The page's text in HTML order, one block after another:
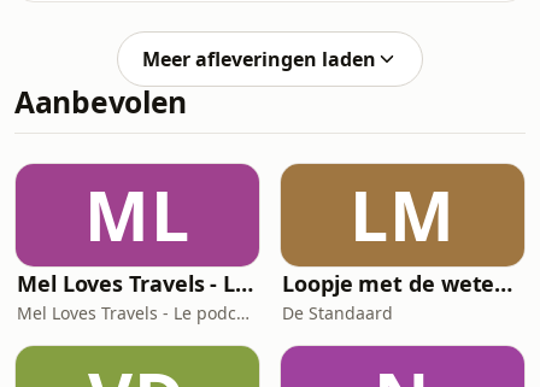
Meer afleveringen laden
Aanbevolen
ML
Mel Loves Travels - Le podcast belge du voyage
Mel Loves Travels - Le podcast belge du voyage
LM
Loopje met de wetenschap
De Standaard